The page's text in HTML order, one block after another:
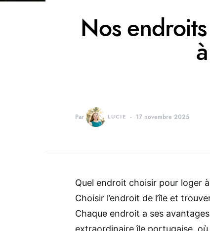
Nos
Par LUCIE 17 novembre 2025
Quel endroit choisir pour loger
Choisir l’endroit de l’île et
Chaque endroit a ses
extraordinaire île portugaise,